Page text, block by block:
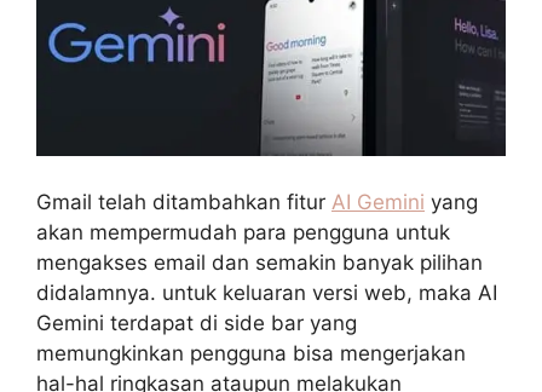
Gmail telah ditambahkan fitur AI Gemini yang
akan mempermudah para pengguna untuk
mengakses email dan semakin banyak pilihan
didalamnya. untuk keluaran versi web, maka AI
Gemini terdapat di side bar yang
memungkinkan pengguna bisa mengerjakan
hal-hal ringkasan ataupun melakukan